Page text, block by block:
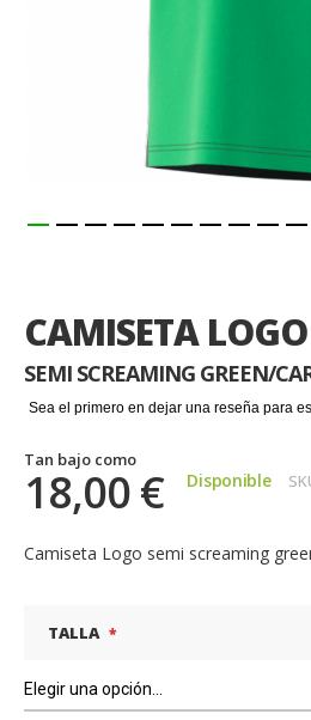
CAMISETA LOGO
SEMI SCREAMING GREEN/
Sea el primero en dejar una reseña para
Tan bajo como
18,00 € Disponible
Camiseta Logo semi screaming
TALLA
de
la
galería
de
imágenes